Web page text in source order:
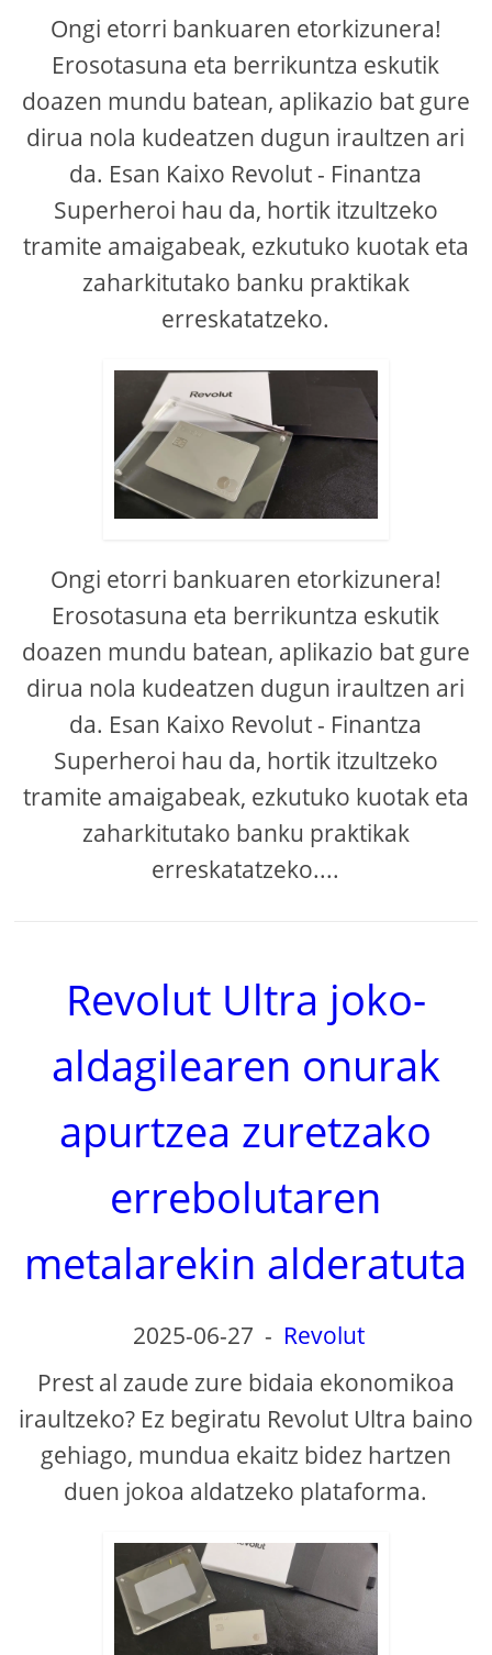
Ongi etorri bankuaren etorkizunera!
Erosotasuna eta berrikuntza eskutik
doazen mundu batean, aplikazio bat gure
dirua nola kudeatzen dugun iraultzen ari
da. Esan Kaixo Revolut - Finantza
Superheroi hau da, hortik itzultzeko
tramite amaigabeak, ezkutuko kuotak eta
zaharkitutako banku praktikak
erreskatatzeko.
Ongi etorri bankuaren etorkizunera!
Erosotasuna eta berrikuntza eskutik
doazen mundu batean, aplikazio bat gure
dirua nola kudeatzen dugun iraultzen ari
da. Esan Kaixo Revolut - Finantza
Superheroi hau da, hortik itzultzeko
tramite amaigabeak, ezkutuko kuotak eta
zaharkitutako banku praktikak
erreskatatzeko....
Revolut Ultra joko-
aldagilearen onurak
apurtzea zuretzako
errebolutaren
metalarekin alderatuta
2025-06-27 - Revolut
Prest al zaude zure bidaia ekonomikoa
iraultzeko? Ez begiratu Revolut Ultra baino
gehiago, mundua ekaitz bidez hartzen
duen jokoa aldatzeko plataforma.